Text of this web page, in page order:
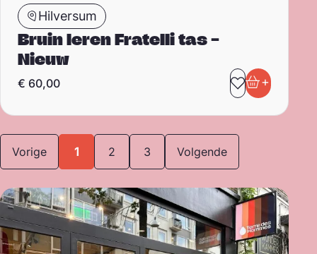
Hilversum
Bruin leren Fratelli tas –
Nieuw
€ 60,00 +
In
Vorige 1 2 3 Volgende